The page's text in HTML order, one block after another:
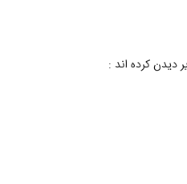
دیدن کرده اند :